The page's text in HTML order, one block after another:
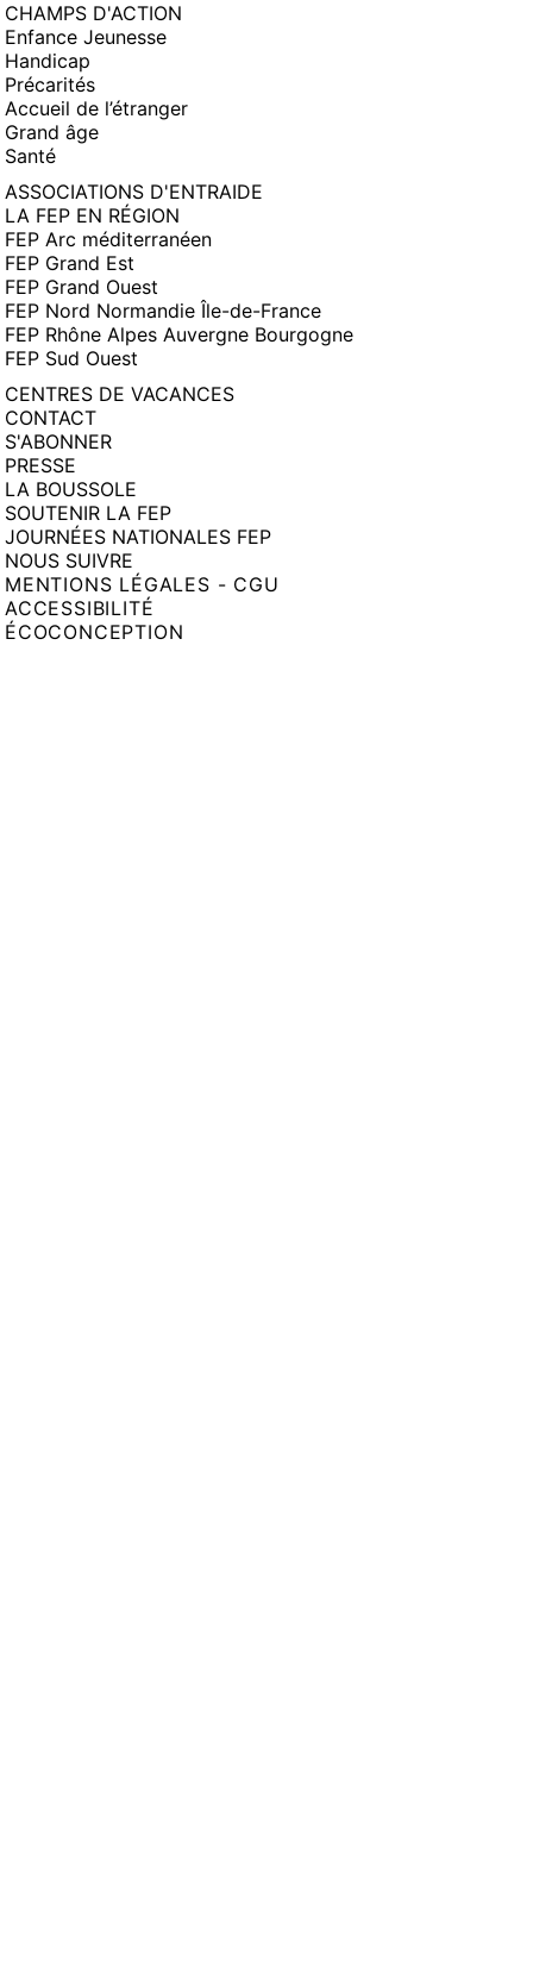
CHAMPS D'ACTION
Enfance Jeunesse
Handicap
Précarités
Accueil de l’étranger
Grand âge
Santé
ASSOCIATIONS D'ENTRAIDE
LA FEP EN RÉGION
FEP Arc méditerranéen
FEP Grand Est
FEP Grand Ouest
FEP Nord Normandie Île-de-France
FEP Rhône Alpes Auvergne Bourgogne
FEP Sud Ouest
CENTRES DE VACANCES
CONTACT
S'ABONNER
PRESSE
LA BOUSSOLE
SOUTENIR LA FEP
JOURNÉES NATIONALES FEP
NOUS SUIVRE
MENTIONS LÉGALES - CGU
ACCESSIBILITÉ
ÉCOCONCEPTION